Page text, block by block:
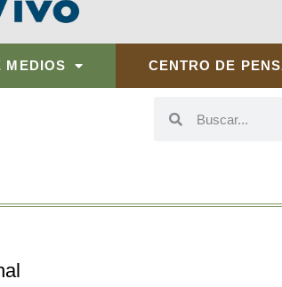
MEDIOS CENTRO DE